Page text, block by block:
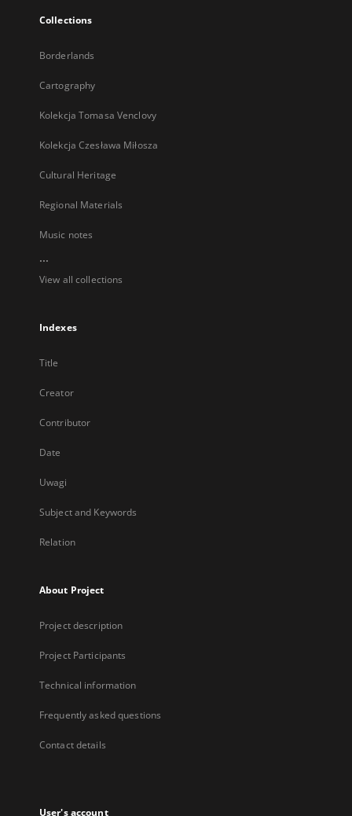
Collections
Borderlands
Cartography
Kolekcja Tomasa Venclovy
Kolekcja Czesława Miłosza
Cultural Heritage
Regional Materials
Music notes
...
View all collections
Indexes
Title
Creator
Contributor
Date
Uwagi
Subject and Keywords
Relation
About Project
Project description
Project Participants
Technical information
Frequently asked questions
Contact details
User's account